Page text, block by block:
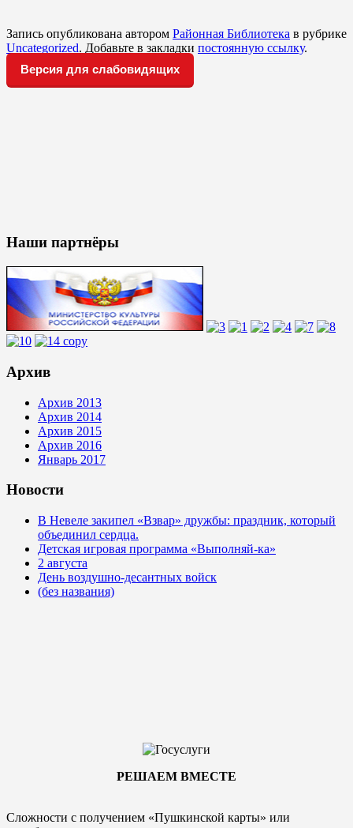
Запись опубликована автором Районная Библиотека в рубрике
Uncategorized. Добавьте в закладки постоянную ссылку.
Версия для слабовидящих
Наши партнёры
Архив
Архив 2013
Архив 2014
Архив 2015
Архив 2016
Январь 2017
Новости
В Невеле закипел «Взвар» дружбы: праздник, который
объединил сердца.
Детская игровая программа «Выполняй-ка»
2 августа
День воздушно-десантных войск
(без названия)
РЕШАЕМ ВМЕСТЕ
Сложности с получением «Пушкинской карты» или